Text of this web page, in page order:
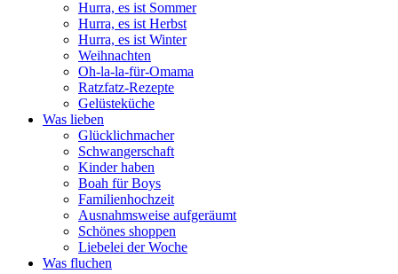
Hurra, es ist Sommer
Hurra, es ist Herbst
Hurra, es ist Winter
Weihnachten
Oh-la-la-für-Omama
Ratzfatz-Rezepte
Gelüsteküche
Was lieben
Glücklichmacher
Schwangerschaft
Kinder haben
Boah für Boys
Familienhochzeit
Ausnahmsweise aufgeräumt
Schönes shoppen
Liebelei der Woche
Was fluchen